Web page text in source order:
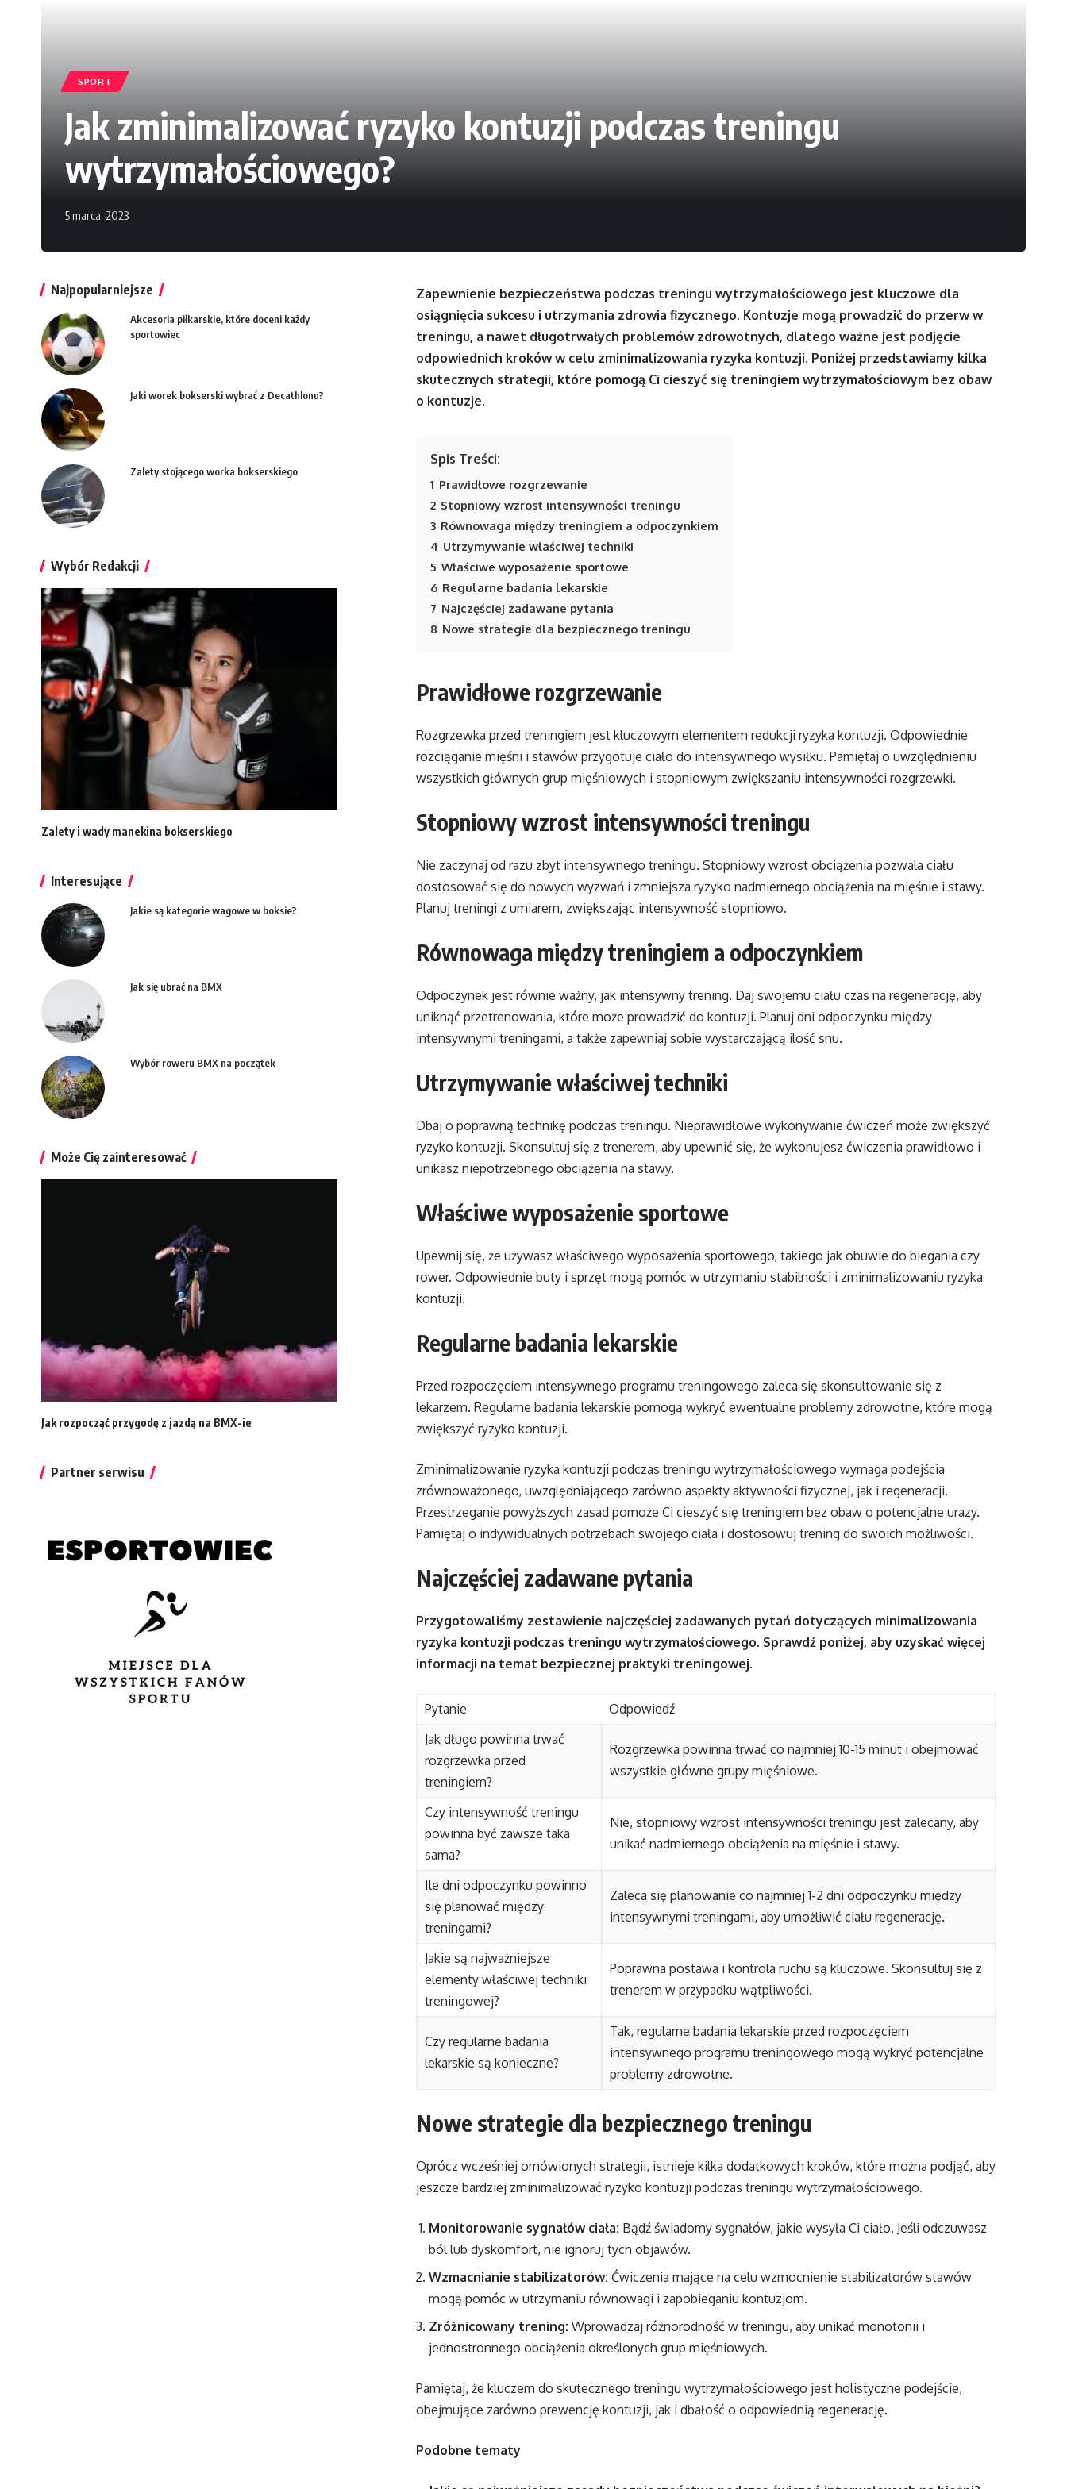
SPORT
Jak zminimalizować ryzyko kontuzji podczas treningu
wytrzymałościowego?
5 marca, 2023
Zapewnienie bezpieczeństwa podczas treningu wytrzymałościowego jest kluczowe dla
osiągnięcia sukcesu i utrzymania zdrowia fizycznego. Kontuzje mogą prowadzić do przerw w
treningu, a nawet długotrwałych problemów zdrowotnych, dlatego ważne jest podjęcie
odpowiednich kroków w celu zminimalizowania ryzyka kontuzji. Poniżej przedstawiamy kilka
skutecznych strategii, które pomogą Ci cieszyć się treningiem wytrzymałościowym bez obaw
o kontuzje.
Spis Treści:
1 Prawidłowe rozgrzewanie
2 Stopniowy wzrost intensywności treningu
3 Równowaga między treningiem a odpoczynkiem
4 Utrzymywanie właściwej techniki
5 Właściwe wyposażenie sportowe
6 Regularne badania lekarskie
7 Najczęściej zadawane pytania
8 Nowe strategie dla bezpiecznego treningu
Prawidłowe rozgrzewanie
Rozgrzewka przed treningiem jest kluczowym elementem redukcji ryzyka kontuzji. Odpowiednie
rozciąganie mięśni i stawów przygotuje ciało do intensywnego wysiłku. Pamiętaj o uwzględnieniu
wszystkich głównych grup mięśniowych i stopniowym zwiększaniu intensywności rozgrzewki.
Stopniowy wzrost intensywności treningu
Nie zaczynaj od razu zbyt intensywnego treningu. Stopniowy wzrost obciążenia pozwala ciału
dostosować się do nowych wyzwań i zmniejsza ryzyko nadmiernego obciążenia na mięśnie i stawy.
Planuj treningi z umiarem, zwiększając intensywność stopniowo.
Równowaga między treningiem a odpoczynkiem
Odpoczynek jest równie ważny, jak intensywny trening. Daj swojemu ciału czas na regenerację, aby
uniknąć przetrenowania, które może prowadzić do kontuzji. Planuj dni odpoczynku między
intensywnymi treningami, a także zapewniaj sobie wystarczającą ilość snu.
Utrzymywanie właściwej techniki
Dbaj o poprawną technikę podczas treningu. Nieprawidłowe wykonywanie ćwiczeń może zwiększyć
ryzyko kontuzji. Skonsultuj się z trenerem, aby upewnić się, że wykonujesz ćwiczenia prawidłowo i
unikasz niepotrzebnego obciążenia na stawy.
Właściwe wyposażenie sportowe
Upewnij się, że używasz właściwego wyposażenia sportowego, takiego jak obuwie do biegania czy
rower. Odpowiednie buty i sprzęt mogą pomóc w utrzymaniu stabilności i zminimalizowaniu ryzyka
kontuzji.
Regularne badania lekarskie
Przed rozpoczęciem intensywnego programu treningowego zaleca się skonsultowanie się z
lekarzem. Regularne badania lekarskie pomogą wykryć ewentualne problemy zdrowotne, które mogą
zwiększyć ryzyko kontuzji.
Zminimalizowanie ryzyka kontuzji podczas treningu wytrzymałościowego wymaga podejścia
zrównoważonego, uwzględniającego zarówno aspekty aktywności fizycznej, jak i regeneracji.
Przestrzeganie powyższych zasad pomoże Ci cieszyć się treningiem bez obaw o potencjalne urazy.
Pamiętaj o indywidualnych potrzebach swojego ciała i dostosowuj trening do swoich możliwości.
Najczęściej zadawane pytania
Przygotowaliśmy zestawienie najczęściej zadawanych pytań dotyczących minimalizowania
ryzyka kontuzji podczas treningu wytrzymałościowego. Sprawdź poniżej, aby uzyskać więcej
informacji na temat bezpiecznej praktyki treningowej.
Pytanie
Odpowiedź
Jak długo powinna trwać
rozgrzewka przed
treningiem?
Rozgrzewka powinna trwać co najmniej 10-15 minut i obejmować
wszystkie główne grupy mięśniowe.
Czy intensywność treningu
powinna być zawsze taka
sama?
Nie, stopniowy wzrost intensywności treningu jest zalecany, aby
unikać nadmiernego obciążenia na mięśnie i stawy.
Ile dni odpoczynku powinno
się planować między
treningami?
Zaleca się planowanie co najmniej 1-2 dni odpoczynku między
intensywnymi treningami, aby umożliwić ciału regenerację.
Jakie są najważniejsze
elementy właściwej techniki
treningowej?
Poprawna postawa i kontrola ruchu są kluczowe. Skonsultuj się z
trenerem w przypadku wątpliwości.
Czy regularne badania
lekarskie są konieczne?
Tak, regularne badania lekarskie przed rozpoczęciem
intensywnego programu treningowego mogą wykryć potencjalne
problemy zdrowotne.
Nowe strategie dla bezpiecznego treningu
Oprócz wcześniej omówionych strategii, istnieje kilka dodatkowych kroków, które można podjąć, aby
jeszcze bardziej zminimalizować ryzyko kontuzji podczas treningu wytrzymałościowego.
Monitorowanie sygnałów ciała: Bądź świadomy sygnałów, jakie wysyła Ci ciało. Jeśli odczuwasz
ból lub dyskomfort, nie ignoruj tych objawów.
Wzmacnianie stabilizatorów: Ćwiczenia mające na celu wzmocnienie stabilizatorów stawów
mogą pomóc w utrzymaniu równowagi i zapobieganiu kontuzjom.
Zróżnicowany trening: Wprowadzaj różnorodność w treningu, aby unikać monotonii i
jednostronnego obciążenia określonych grup mięśniowych.
Pamiętaj, że kluczem do skutecznego treningu wytrzymałościowego jest holistyczne podejście,
obejmujące zarówno prewencję kontuzji, jak i dbałość o odpowiednią regenerację.
Podobne tematy
Najpopularniejsze
Akcesoria piłkarskie, które doceni każdy
sportowiec
Jaki worek bokserski wybrać z Decathlonu?
Zalety stojącego worka bokserskiego
Wybór Redakcji
Zalety i wady manekina bokserskiego
Interesujące
Jakie są kategorie wagowe w boksie?
Jak się ubrać na BMX
Wybór roweru BMX na początek
Może Cię zainteresować
Jak rozpocząć przygodę z jazdą na BMX-ie
Partner serwisu